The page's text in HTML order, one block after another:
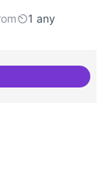
1 any
FLOSS